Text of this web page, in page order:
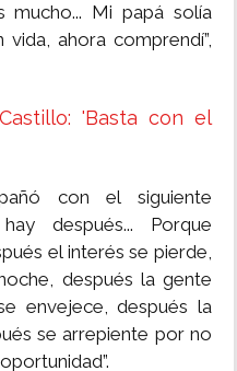
mucho... Mi papá solía
ahora comprendí”,
'Basta con el
con el siguiente
después... Porque
el interés se pierde,
después la gente
envejece, después la
se arrepiente por no